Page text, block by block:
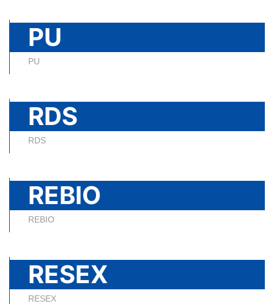
PU
PU
RDS
RDS
REBIO
REBIO
RESEX
RESEX